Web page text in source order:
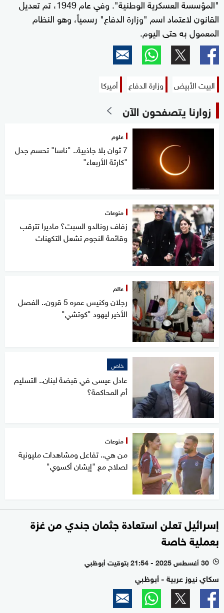
"المؤسسة العسكرية الوطنية". وفي عام 1949، تم تعديل
القانون لاعتماد اسم "وزارة الدفاع" رسمياً، وهو النظام
المعمول به حتى اليوم.
البيت الأبيض وزارة الدفاع أميركا
زوارنا يتصفحون الآن
علوم
7 ثوان بلا جاذبية.. "ناسا" تحسم جدل
"كارثة الأربعاء"
منوعات
زفاف رونالدو السبت؟ ماديرا تترقب
وقائمة النجوم تشعل التكهنات
عالم
رجلان وكنيس عمره 5 قرون.. الفصل
الأخير ليهود "كوتشي"
خاص
عادل عيسى في قبضة لبنان.. التسليم
أم المحاكمة؟
منوعات
من هي.. تفاعل ومشاهدات مليونية
لصلاح مع "إيشان أكسوي"
إسرائيل تعلن استعادة جثمان جندي من غزة
بعملية خاصة
l 30 أغسطس 2025 - 21:54 بتوقيت أبوظبي
سكاي نيوز عربية - أبوظبي